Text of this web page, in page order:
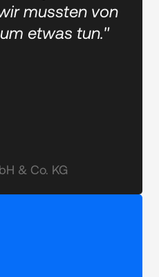
mussten von
etwas tun."
& Co. KG